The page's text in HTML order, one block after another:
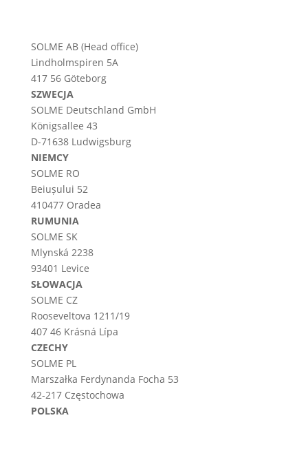
SOLME AB (Head office)
Lindholmspiren 5A
417 56 Göteborg
SZWECJA
SOLME Deutschland GmbH
Königsallee 43
D-71638 Ludwigsburg
NIEMCY
SOLME RO
Beiușului 52
410477 Oradea
RUMUNIA
SOLME SK
Mlynská 2238
93401 Levice
SŁOWACJA
SOLME CZ
Rooseveltova 1211/19
407 46 Krásná Lípa
CZECHY
SOLME PL
Marszałka Ferdynanda Focha 53
42-217 Częstochowa
POLSKA